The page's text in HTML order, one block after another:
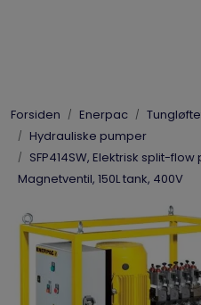
Forsiden Enerpac
Hydrauliske pumper
SFP414SW, Elektrisk split-
Magnetventil, 150L tank, 400V
Enerpac
Hydraulikk
Dynaset
Vinsjer